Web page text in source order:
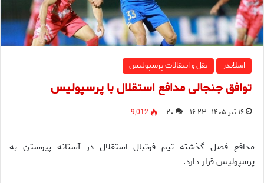
اسلایدر نقل و انتقالات پرسپولیس
توافق جنجالی مدافع استقلال با پرسپولیس
۱۶ تیر ۱۴۰۵ - ۱۶:۲۳ ۲۰ 9,012
مدافع فصل گذشته تیم فوتبال استقلال در آستانه پیوستن به
پرسپولیس قرار دارد.